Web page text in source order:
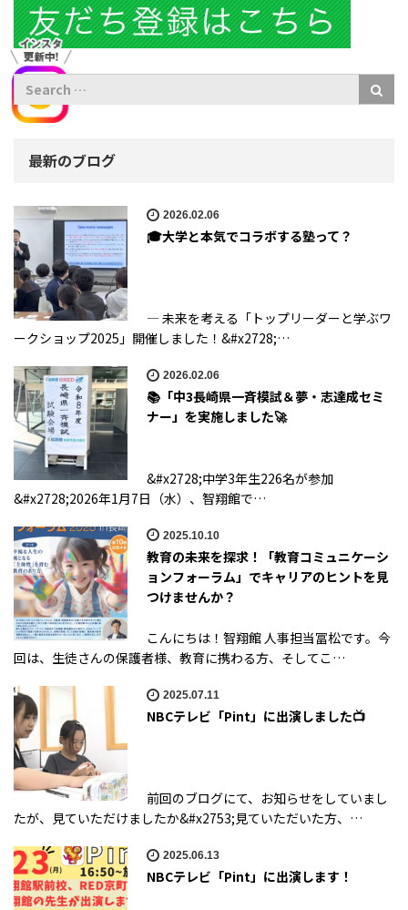
最新のブログ
2026.02.06
🎓大学と本気でコラボする塾って？
― 未来を考える「トップリーダーと学ぶワ
ークショップ2025」開催しました！&#x2728;…
2026.02.06
📚「中3長崎県一斉模試＆夢・志達成セミ
ナー」を実施しました🚀
&#x2728;中学3年生226名が参加
&#x2728;2026年1月7日（水）、智翔館で…
2025.10.10
教育の未来を探求！「教育コミュニケーシ
ョンフォーラム」でキャリアのヒントを見
つけませんか？
こんにちは！智翔館 人事担当冨松です。今
回は、生徒さんの保護者様、教育に携わる方、そしてこ…
2025.07.11
NBCテレビ「Pint」に出演しました📺
前回のブログにて、お知らせをしていまし
たが、見ていただけましたか&#x2753;見ていただいた方、…
2025.06.13
NBCテレビ「Pint」に出演します！